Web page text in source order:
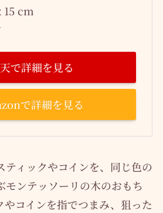
15 cm
で詳細を見る
で詳細を見る
ティックやコインを、同じ色の
モンテッソーリの木のおもち
やコインを指でつまみ、狙った